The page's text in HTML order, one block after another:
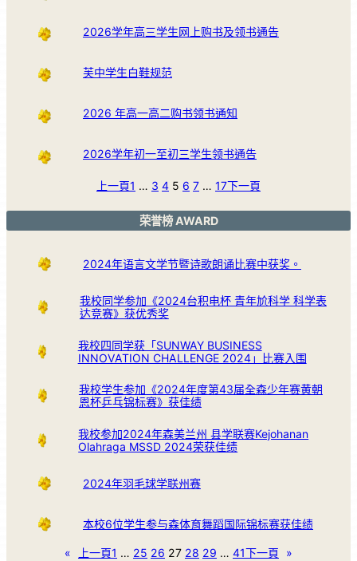
2026学年高三学生网上购书及领书通告
芙中学生白鞋规范
2026 年高一高二购书领书通知
2026学年初一至初三学生领书通告
上一頁1 … 3 4 5 6 7 … 17下一頁
荣誉榜 AWARD
2024年语言文学节暨诗歌朗诵比赛中获奖。
我校同学参加《2024台积电杯 青年尬科学 科学表
达竞赛》获优秀奖
我校四同学获「SUNWAY BUSINESS
INNOVATION CHALLENGE 2024」比赛入围
我校学生参加《2024年度第43届全森少年赛黄朝
恩杯乒乓锦标赛》获佳绩
我校参加2024年森美兰州 县学联赛Kejohanan
Olahraga MSSD 2024荣获佳绩
2024年羽毛球学联州赛
本校6位学生参与森体育舞蹈国际锦标赛获佳绩
« 上一頁1 … 25 26 27 28 29 … 41下一頁 »